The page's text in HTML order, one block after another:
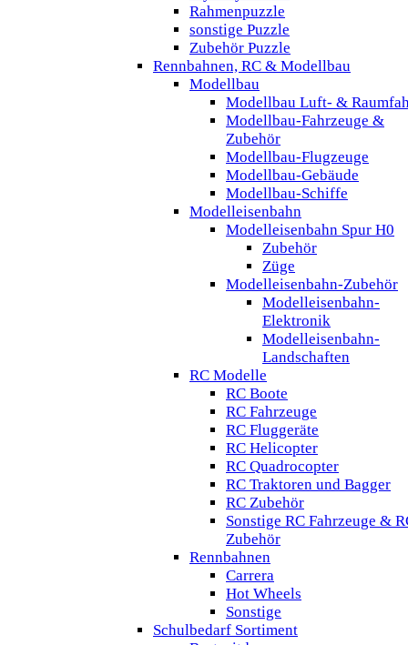
Rahmenpuzzle
sonstige Puzzle
Zubehör Puzzle
Rennbahnen, RC & Modellbau
Modellbau
Modellbau Luft- &
Modellbau-Fahrzeuge &
Zubehör
Modellbau-Flugzeuge
Modellbau-Gebäude
Modellbau-Schiffe
Modelleisenbahn
Modelleisenbahn Spur H0
Zubehör
Züge
Modelleisenbahn-Zubehör
Modelleisenbahn-
Elektronik
Modelleisenbahn-
Landschaften
RC Modelle
RC Boote
RC Fahrzeuge
RC Fluggeräte
RC Helicopter
RC Quadrocopter
RC Traktoren und Bagger
RC Zubehör
Sonstige RC Fahrzeuge &
Zubehör
Rennbahnen
Carrera
Hot Wheels
Sonstige
Schulbedarf Sortiment